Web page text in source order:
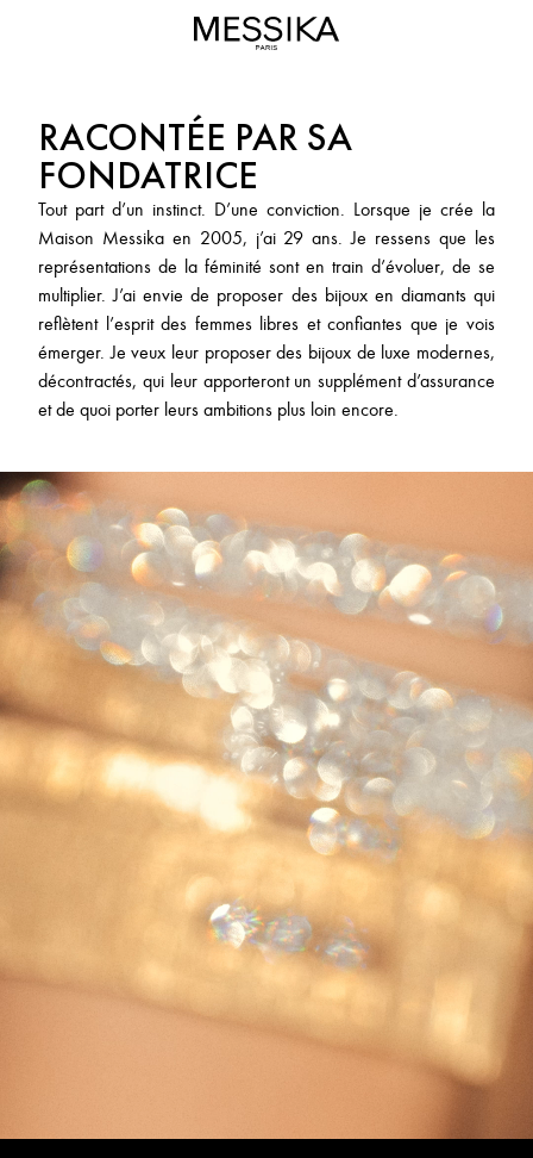
Haute
Joaillerie
MESSIKA
RACONTÉE PAR SA
FONDATRICE
Tout part d’un instinct. D’une conviction. Lorsque je crée la
Maison Messika en 2005, j’ai 29 ans. Je ressens que les
représentations de la féminité sont en train d’évoluer, de se
multiplier. J’ai envie de proposer des bijoux en diamants qui
reflètent l’esprit des femmes libres et confiantes que je vois
émerger. Je veux leur proposer des bijoux de luxe modernes,
décontractés, qui leur apporteront un supplément d’assurance
et de quoi porter leurs ambitions plus loin encore.